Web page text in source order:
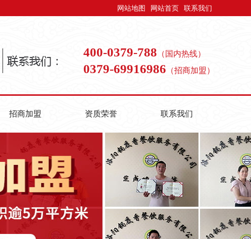
网站地图 网站首页 联系我们
400-0379-788 （国内热线）
0379-69916986 （招商加盟）
招商加盟 资质荣誉 联系我们